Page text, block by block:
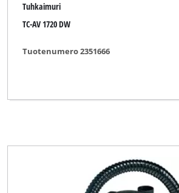
Tuhkaimuri
TC-AV 1720 DW
Tuotenumero 2351666